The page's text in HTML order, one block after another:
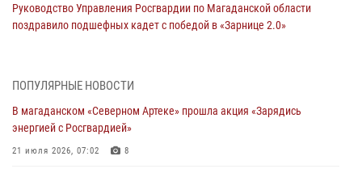
Руководство Управления Росгвардии по Магаданской области
поздравило подшефных кадет с победой в «Зарнице 2.0»
При содействии СОБР Росгвардии в Магадане задержан
17 июля 2026, 04:06
«Каникулы с Росгвардией» продолжаются на Колыме
ПОПУЛЯРНЫЕ НОВОСТИ
В магаданском «Северном Артеке» прошла акция «Зарядись
энергией с Росгвардией»
21 июля 2026, 07:02 8